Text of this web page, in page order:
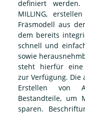
definiert
MILLING,
Fräsmodell aus
dem bereits
schnell und
sowie
steht hierfür eine
zur Verfügung. Die
Erstellen von
Bestandteile, um
sparen.